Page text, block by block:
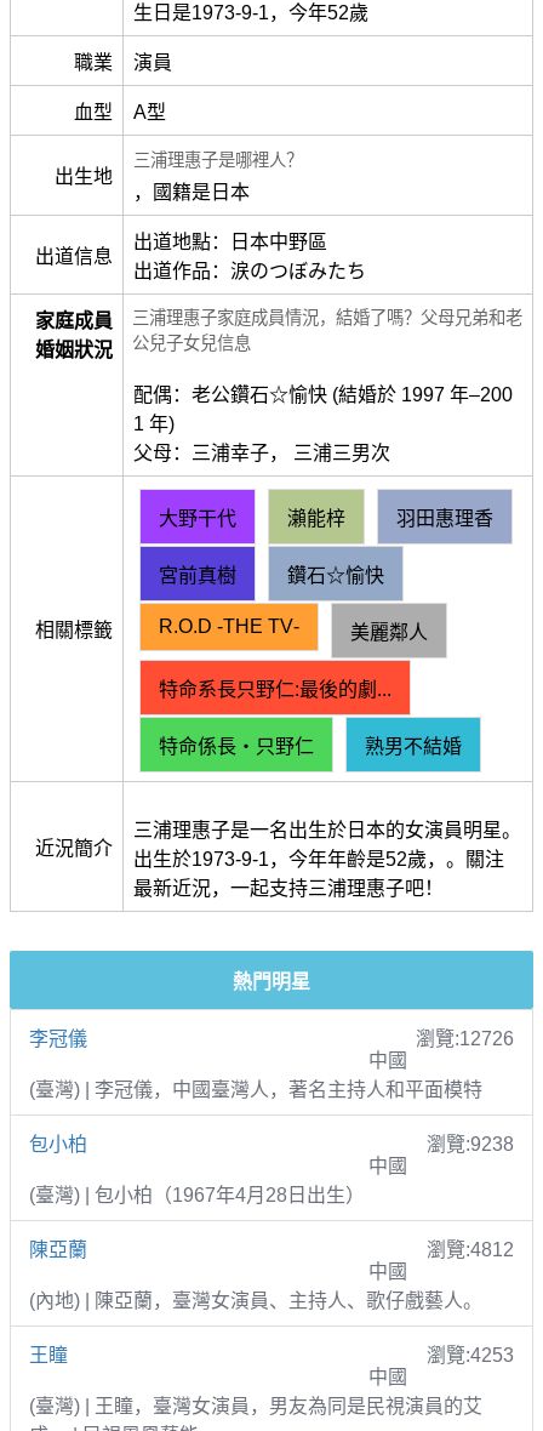
生日是1973-9-1，今年52歲
職業 演員
血型 A型
出生地
三浦理惠子是哪裡人？
，國籍是日本
出道信息
出道地點：日本中野區
出道作品：涙のつぼみたち
家庭成員
婚姻狀況
三浦理惠子家庭成員情況，結婚了嗎？父母兄弟和老
公兒子女兒信息
配偶：老公鑽石☆愉快 (結婚於 1997 年–200
1 年)
父母：三浦幸子， 三浦三男次
相關標籤
大野干代 瀨能梓 羽田惠理香
宮前真樹 鑽石☆愉快
R.O.D ‑THE TV‑ 美麗鄰人
特命系長只野仁:最後的劇...
特命係長・只野仁 熟男不結婚
近況簡介
三浦理惠子是一名出生於日本的女演員明星。
出生於1973-9-1，今年年齡是52歲，。關注
最新近況，一起支持三浦理惠子吧！
熱門明星
李冠儀
瀏覽:12726
中國
(臺灣) | 李冠儀，中國臺灣人，著名主持人和平面模特
包小柏
瀏覽:9238
中國
(臺灣) | 包小柏（1967年4月28日出生）
陳亞蘭
瀏覽:4812
中國
(內地) | 陳亞蘭，臺灣女演員、主持人、歌仔戲藝人。
王瞳
瀏覽:4253
中國
(臺灣) | 王瞳，臺灣女演員，男友為同是民視演員的艾